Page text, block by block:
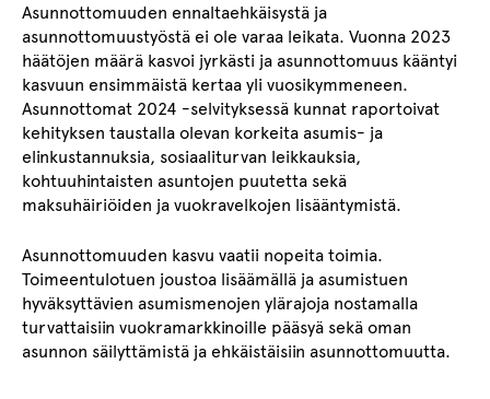
Asunnottomuuden ennaltaehkäisystä ja
asunnottomuustyöstä ei ole varaa leikata. Vuonna 2023
häätöjen määrä kasvoi jyrkästi ja asunnottomuus kääntyi
kasvuun ensimmäistä kertaa yli vuosikymmeneen.
Asunnottomat 2024 -selvityksessä kunnat raportoivat
kehityksen taustalla olevan korkeita asumis- ja
elinkustannuksia, sosiaaliturvan leikkauksia,
kohtuuhintaisten asuntojen puutetta sekä
maksuhäiriöiden ja vuokravelkojen lisääntymistä.
Asunnottomuuden kasvu vaatii nopeita toimia.
Toimeentulotuen joustoa lisäämällä ja asumistuen
hyväksyttävien asumismenojen ylärajoja nostamalla
turvattaisiin vuokramarkkinoille pääsyä sekä oman
asunnon säilyttämistä ja ehkäistäisiin asunnottomuutta.